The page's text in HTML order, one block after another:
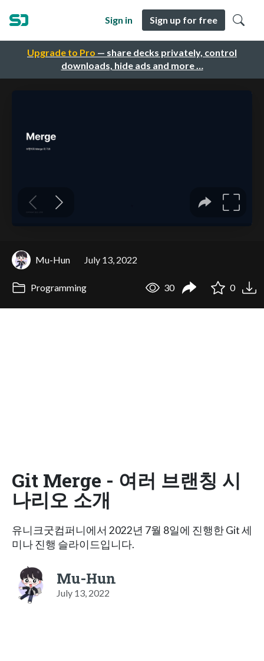
Upgrade to Pro — share decks privately, control
downloads, hide ads and more …
Sign in Sign up for free
Mu-Hun July 13, 2022
Programming 30 0
Git Merge - 여러 브랜칭 시
나리오 소개
유니크굿컴퍼니에서 2022년 7월 8일에 진행한 Git 세
미나 진행 슬라이드입니다.
Mu-Hun
July 13, 2022